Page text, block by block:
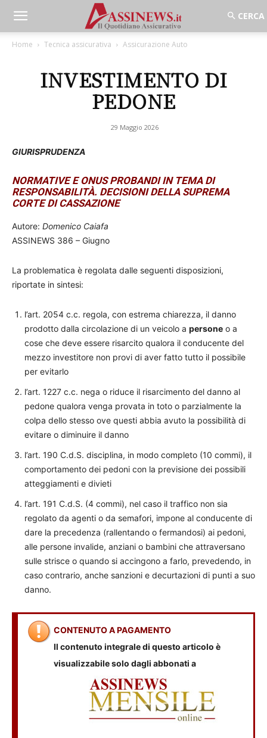
Home Tecnica assicurativa Assicurazione Auto
INVESTIMENTO DI
PEDONE
29 Maggio 2026
GIURISPRUDENZA
NORMATIVE E ONUS PROBANDI IN TEMA DI
RESPONSABILITÀ. DECISIONI DELLA SUPREMA
CORTE DI CASSAZIONE
Autore: Domenico Caiafa
ASSINEWS 386 – Giugno
La problematica è regolata dalle seguenti disposizioni,
riportate in sintesi:
l’art. 2054 c.c. regola, con estrema chiarezza, il danno
prodotto dalla circolazione di un veicolo a persone o a
cose che deve essere risarcito qualora il conducente del
mezzo investitore non provi di aver fatto tutto il possibile
per evitarlo
l’art. 1227 c.c. nega o riduce il risarcimento del danno al
pedone qualora venga provata in toto o parzialmente la
colpa dello stesso ove questi abbia avuto la possibilità di
evitare o diminuire il danno
l’art. 190 C.d.S. disciplina, in modo completo (10 commi), il
comportamento dei pedoni con la previsione dei possibili
atteggiamenti e divieti
l’art. 191 C.d.S. (4 commi), nel caso il traffico non sia
regolato da agenti o da semafori, impone al conducente di
dare la precedenza (rallentando o fermandosi) ai pedoni,
alle persone invalide, anziani o bambini che attraversano
sulle strisce o quando si accingono a farlo, prevedendo, in
caso contrario, anche sanzioni e decurtazioni di punti a suo
danno.
CONTENUTO A PAGAMENTO
Il contenuto integrale di questo articolo è
visualizzabile solo dagli abbonati a